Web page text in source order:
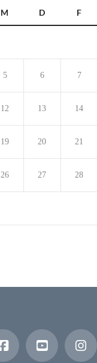
M D F
5 6 7
12 13 14
19 20 21
26 27 28